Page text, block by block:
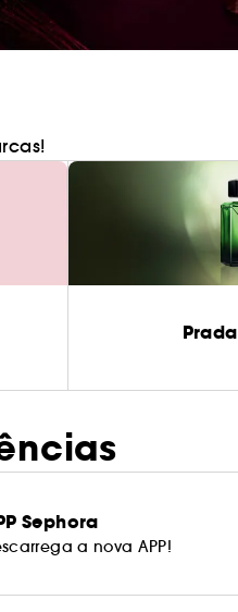
Prada
Sephora
a nova APP!